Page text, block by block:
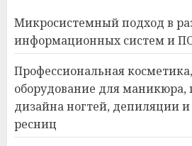
Микросистемный подход в
информационных систем и
Профессиональная
оборудование для маникюра,
дизайна ногтей, депиляции
ресниц